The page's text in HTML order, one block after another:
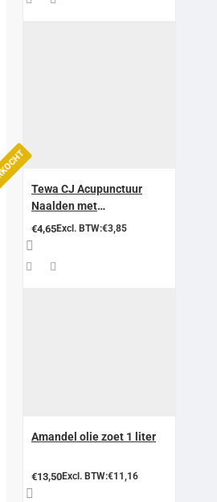
Tewa CJ Acupunctuur
Naalden met
geleidingsbuisje
€4,65Excl. BTW:€3,85
Amandel olie zoet 1 liter
€13,50Excl. BTW:€11,16